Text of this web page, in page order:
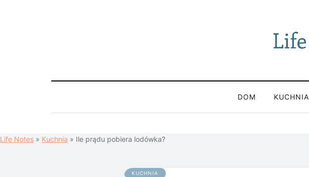
DOM KUCHNIA
Life Notes » Kuchnia » Ile prądu pobiera lodówka?
KUCHNIA